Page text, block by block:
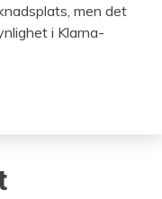
men det
i Klarna-